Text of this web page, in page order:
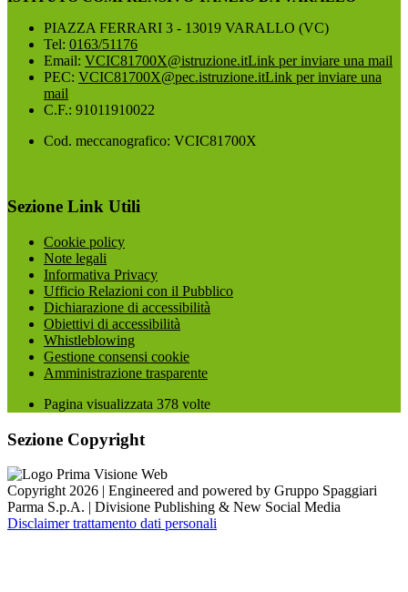
PIAZZA FERRARI 3 - 13019 VARALLO (VC)
Tel: 0163/51176
Email: VCIC81700X@istruzione.itLink per inviare una mail
PEC: VCIC81700X@pec.istruzione.itLink per inviare una
mail
C.F.: 91011910022
Cod. meccanografico: VCIC81700X
Sezione Link Utili
Cookie policy
Note legali
Informativa Privacy
Ufficio Relazioni con il Pubblico
Dichiarazione di accessibilità
Obiettivi di accessibilità
Whistleblowing
Gestione consensi cookie
Amministrazione trasparente
Pagina visualizzata 378 volte
Sezione Copyright
Copyright 2026 | Engineered and powered by Gruppo Spaggiari
Parma S.p.A. | Divisione Publishing & New Social Media
Disclaimer trattamento dati personali